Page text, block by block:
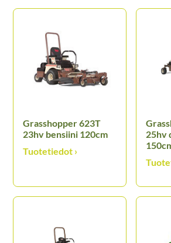
Grasshopper 623T
23hv bensiini 120cm
25hv